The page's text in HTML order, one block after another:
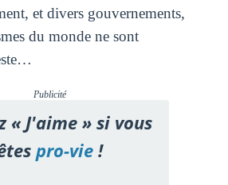
et divers gouvernements,
du monde ne sont
Publicité
« J'aime » si vous
pro-vie!